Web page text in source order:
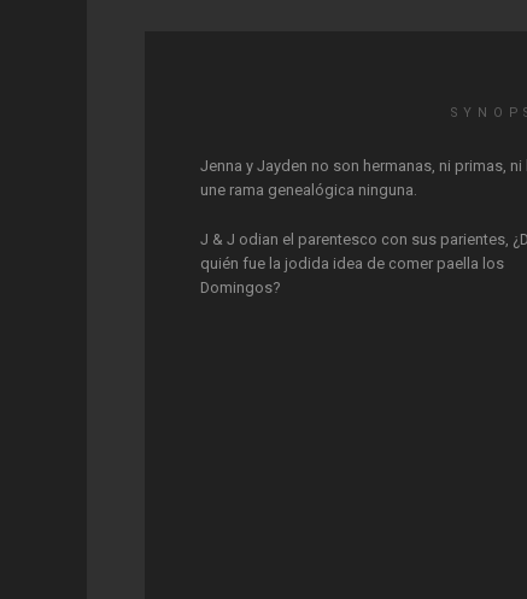
Jenna y Jayden no son hermanas, ni primas, ni
une rama genealógica ninguna.
J & J odian el parentesco con sus parientes,
quién fue la jodida idea de comer paella los
Domingos?